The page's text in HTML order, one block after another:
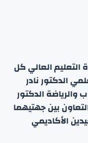
العالي كل
الدكتور نادر
والرياضة الدكتور
بين جهتيهما
الأكاديمي